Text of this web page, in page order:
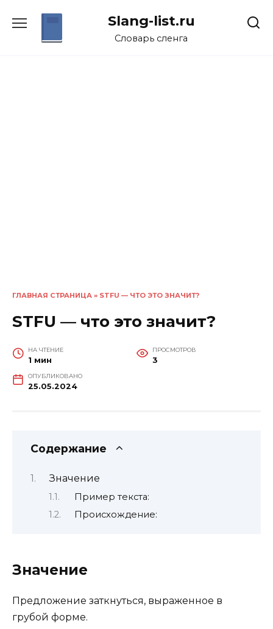
Slang-list.ru
Словарь сленга
ГЛАВНАЯ СТРАНИЦА » STFU — ЧТО ЭТО ЗНАЧИТ?
STFU — что это значит?
НА ЧТЕНИЕ
1 мин
ПРОСМОТРОВ
3
ОПУБЛИКОВАНО
25.05.2024
Содержание
Значение
Пример текста:
Происхождение:
Значение
Предложение заткнуться, выраженное в
грубой форме.